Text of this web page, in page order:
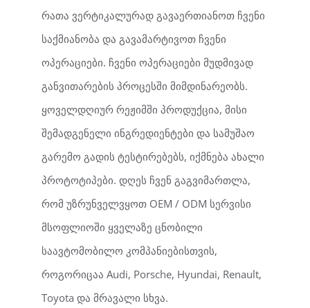
რათა ვერტიკალურად გავაერთიანოთ ჩვენი
საქმიანობა და გავამარტივოთ ჩვენი
ოპერაციები. ჩვენი ოპერაციები მუდმივად
განვითარების პროცესში მიმდინარეობს.
ყოველდღიურ რეჟიმში პროდუქცია, მისი
შემადგენელი ინგრედიენტები და სამუშაო
გარემო გადის ტესტირებებს, იქმნება ახალი
პროტოტიპები. დღეს ჩვენ გაგვიმართლა,
რომ უზრუნველვყოთ OEM / ODM სერვისი
მსოფლიოში ყველაზე ცნობილი
საავტომობილო კომპანიებისთვის,
როგორიცაა Audi, Porsche, Hyundai, Renault,
Toyota და მრავალი სხვა.